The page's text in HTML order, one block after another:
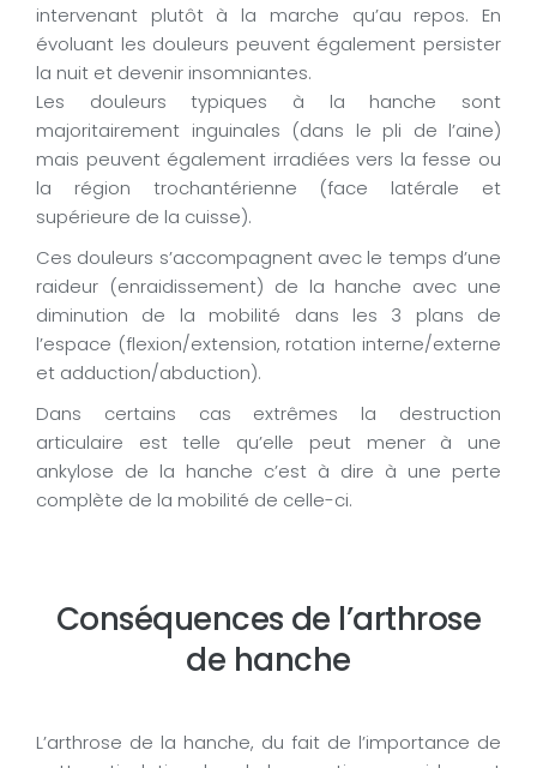
intervenant plutôt à la marche qu’au repos. En
évoluant les douleurs peuvent également persister
la nuit et devenir insomniantes.
Les douleurs typiques à la hanche sont
majoritairement inguinales (dans le pli de l’aine)
mais peuvent également irradiées vers la fesse ou
la région trochantérienne (face latérale et
supérieure de la cuisse).
Ces douleurs s’accompagnent avec le temps d’une
raideur (enraidissement) de la hanche avec une
diminution de la mobilité dans les 3 plans de
l’espace (flexion/extension, rotation interne/externe
et adduction/abduction).
Dans certains cas extrêmes la destruction
articulaire est telle qu’elle peut mener à une
ankylose de la hanche c’est à dire à une perte
complète de la mobilité de celle-ci.
Conséquences de l’arthrose
de hanche
L’arthrose de la hanche, du fait de l’importance de